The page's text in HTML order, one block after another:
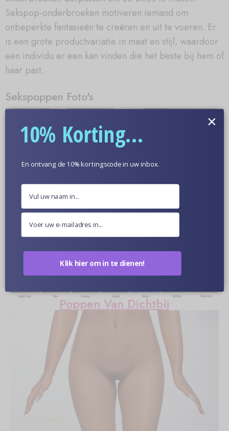
Sekspop-onderbroeken motiveren iemand om
onbeperkte fantasieën te creëren en uit te voeren. Er
is een grote productvariatie in maat en stijl, waardoor
een individu er een kan vinden die het beste bij hem of
haar past.
Sekspoppen Foto's
Meer informatie
Optionele Huidskleur
Poppen Van Dichtbij
10% Korting...
En ontvang de 10% kortingscode in uw inbox.
Klik hier om in te dienen!
×